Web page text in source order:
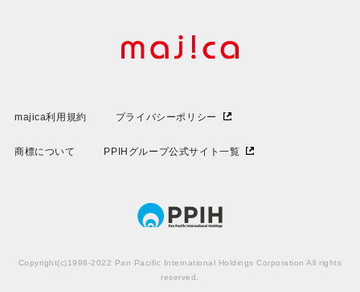
majica利用規約 プライバシーポリシー
商標について PPIHグループ公式サイト一覧
Copyright(c)1998-2022 Pan Pacific International Holdings Corporation All rights
reserved.